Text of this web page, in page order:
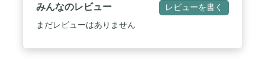
みんなのレビュー レビューを書く
まだレビューはありません